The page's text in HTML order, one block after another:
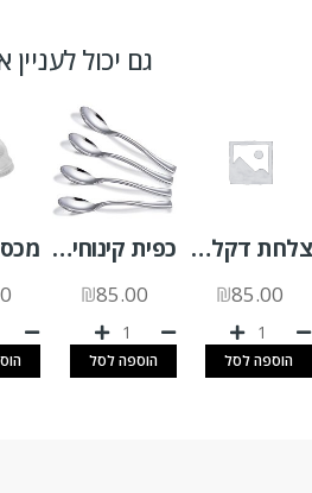
גם יכול לעניין
צלחת דקל 10/10 א.200 יח'
₪85.00
הוספה לסל
כפית קינוחים מוכסף 2500 יח'
₪85.00
הוספה לסל